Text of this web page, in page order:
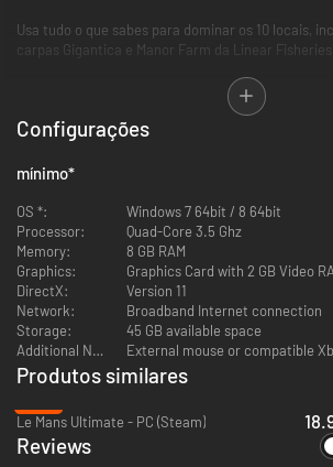
Usa tudo o que sabes para dominar os 10 locais,
carpas Gigantica e Manor Farm da Linear Fisheries.
Experimenta centenas de artigos de mais de 50
incluindo Korda e RidgeMonkey, enquanto pescas
cada qual com um sistema de comportamento
Configurações
mínimo*
OS *:
Windows 7 64bit / 8 64bit
Processor:
Quad-Core 3.5 Ghz
Memory:
8 GB RAM
Graphics:
Graphics Card with 2 GB Video
DirectX:
Version 11
Network:
Broadband Internet connection
Storage:
45 GB available space
Additional Notes:
External mouse or compatible
Produtos similares
Le Mans Ultimate - PC (Steam)
Reviews